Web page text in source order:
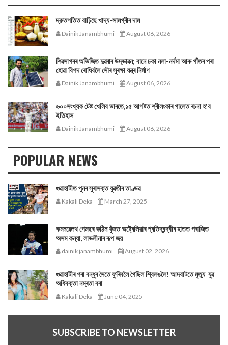
দ্রুতগতিত বাঢ়িছে খাদ্য-সামগ্ৰীৰ দাম
Dainik Janambhumi August 06, 2026
শিৱসাগৰৰ অভিজিত দুৱৰাৰ উদ্ভাৱন; বানে ঢকা নলা-নৰ্দমা আৰু গাঁতৰ পৰা
হোৱা বিপদ ৰোধিবলৈ সৌৰ সুৰক্ষা যন্ত্ৰ নিৰ্মাণ
Dainik Janambhumi August 06, 2026
৬০০সংখ্যক টেষ্ট খেলিব ভাৰতে,১৫ আগষ্টত শ্ৰীলংকাৰ গালেত ৰচনা হ'ব
ইতিহাস
Dainik Janambhumi August 06, 2026
POPULAR NEWS
গুৱাহাটীত পুনৰ সুৰাসক্ত যুৱতীৰ তাণ্ডৱ
Kakali Deka March 27, 2025
কমনৱেলথ গেমছৰ কঠিন যুঁজত অষ্ট্ৰেলিয়াৰ প্ৰতিদ্বন্দ্বীৰ হাতত পৰাজিত
অসম কন্যা, লাভলীনাৰ ৰূপ জয়
dainik janambhumi August 02, 2026
গুৱাহাটীৰ পৰা বন্ধুৰ সৈতে ফুৰিবলৈ গৈছিল শ্বিলঙলৈ! আদবাটতে মৃত্যু যুৱ
অধিবক্তা নম্ৰতা বৰা
Kakali Deka June 04, 2025
SUBSCRIBE TO NEWSLETTER